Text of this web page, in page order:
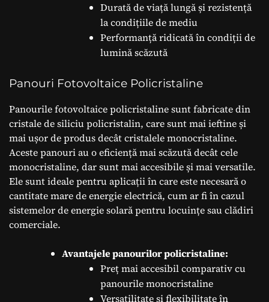
Durată de viață lungă și rezistență
la condițiile de mediu
Performanță ridicată în condiții de
lumină scăzută
Panouri Fotovoltaice Policristaline
Panourile fotovoltaice policristaline sunt fabricate din
cristale de siliciu policristalin, care sunt mai ieftine și
mai ușor de produs decât cristalele monocristaline.
Aceste panouri au o eficiență mai scăzută decât cele
monocristaline, dar sunt mai accesibile și mai versatile.
Ele sunt ideale pentru aplicații în care este necesară o
cantitate mare de energie electrică, cum ar fi în cazul
sistemelor de energie solară pentru locuințe sau clădiri
comerciale.
Avantajele panourilor policristaline:
Preț mai accesibil comparativ cu
panourile monocristaline
Versatilitate și flexibilitate în